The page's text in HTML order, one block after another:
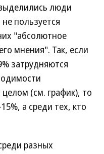
люди
пользуется
"абсолютное
мнения". Так, если
затрудняются
(см. график), то
а среди тех, кто
разных